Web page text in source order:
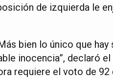
de izquierda le
bien lo único que
inocencia”, declaró
requiere el voto de 92